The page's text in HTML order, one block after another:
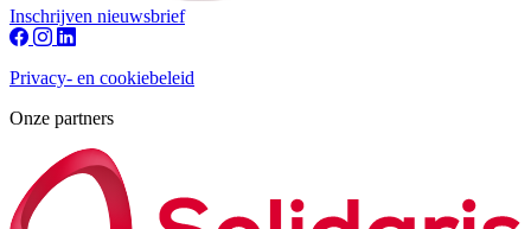
Inschrijven nieuwsbrief
Privacy- en cookiebeleid
Onze partners